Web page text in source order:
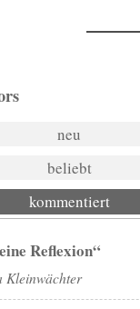
neu
beliebt
kommentiert
Reflexion“
Kleinwächter